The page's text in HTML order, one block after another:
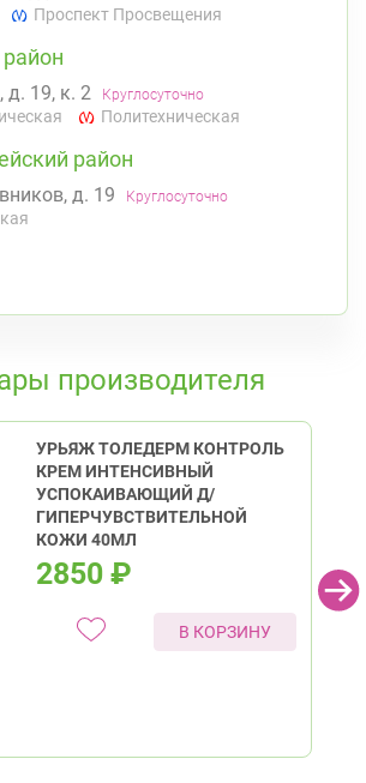
Проспект Просвещения
д. 19, к. 2 Круглосуточно
Политехническая
район
д. 19 Круглосуточно
производителя
УРЬЯЖ ТОЛЕДЕРМ КОНТРОЛЬ
КРЕМ ИНТЕНСИВНЫЙ
УСПОКАИВАЮЩИЙ Д/
ГИПЕРЧУВСТВИТЕЛЬНОЙ
КОЖИ 40МЛ
2850 ₽
В КОРЗИНУ